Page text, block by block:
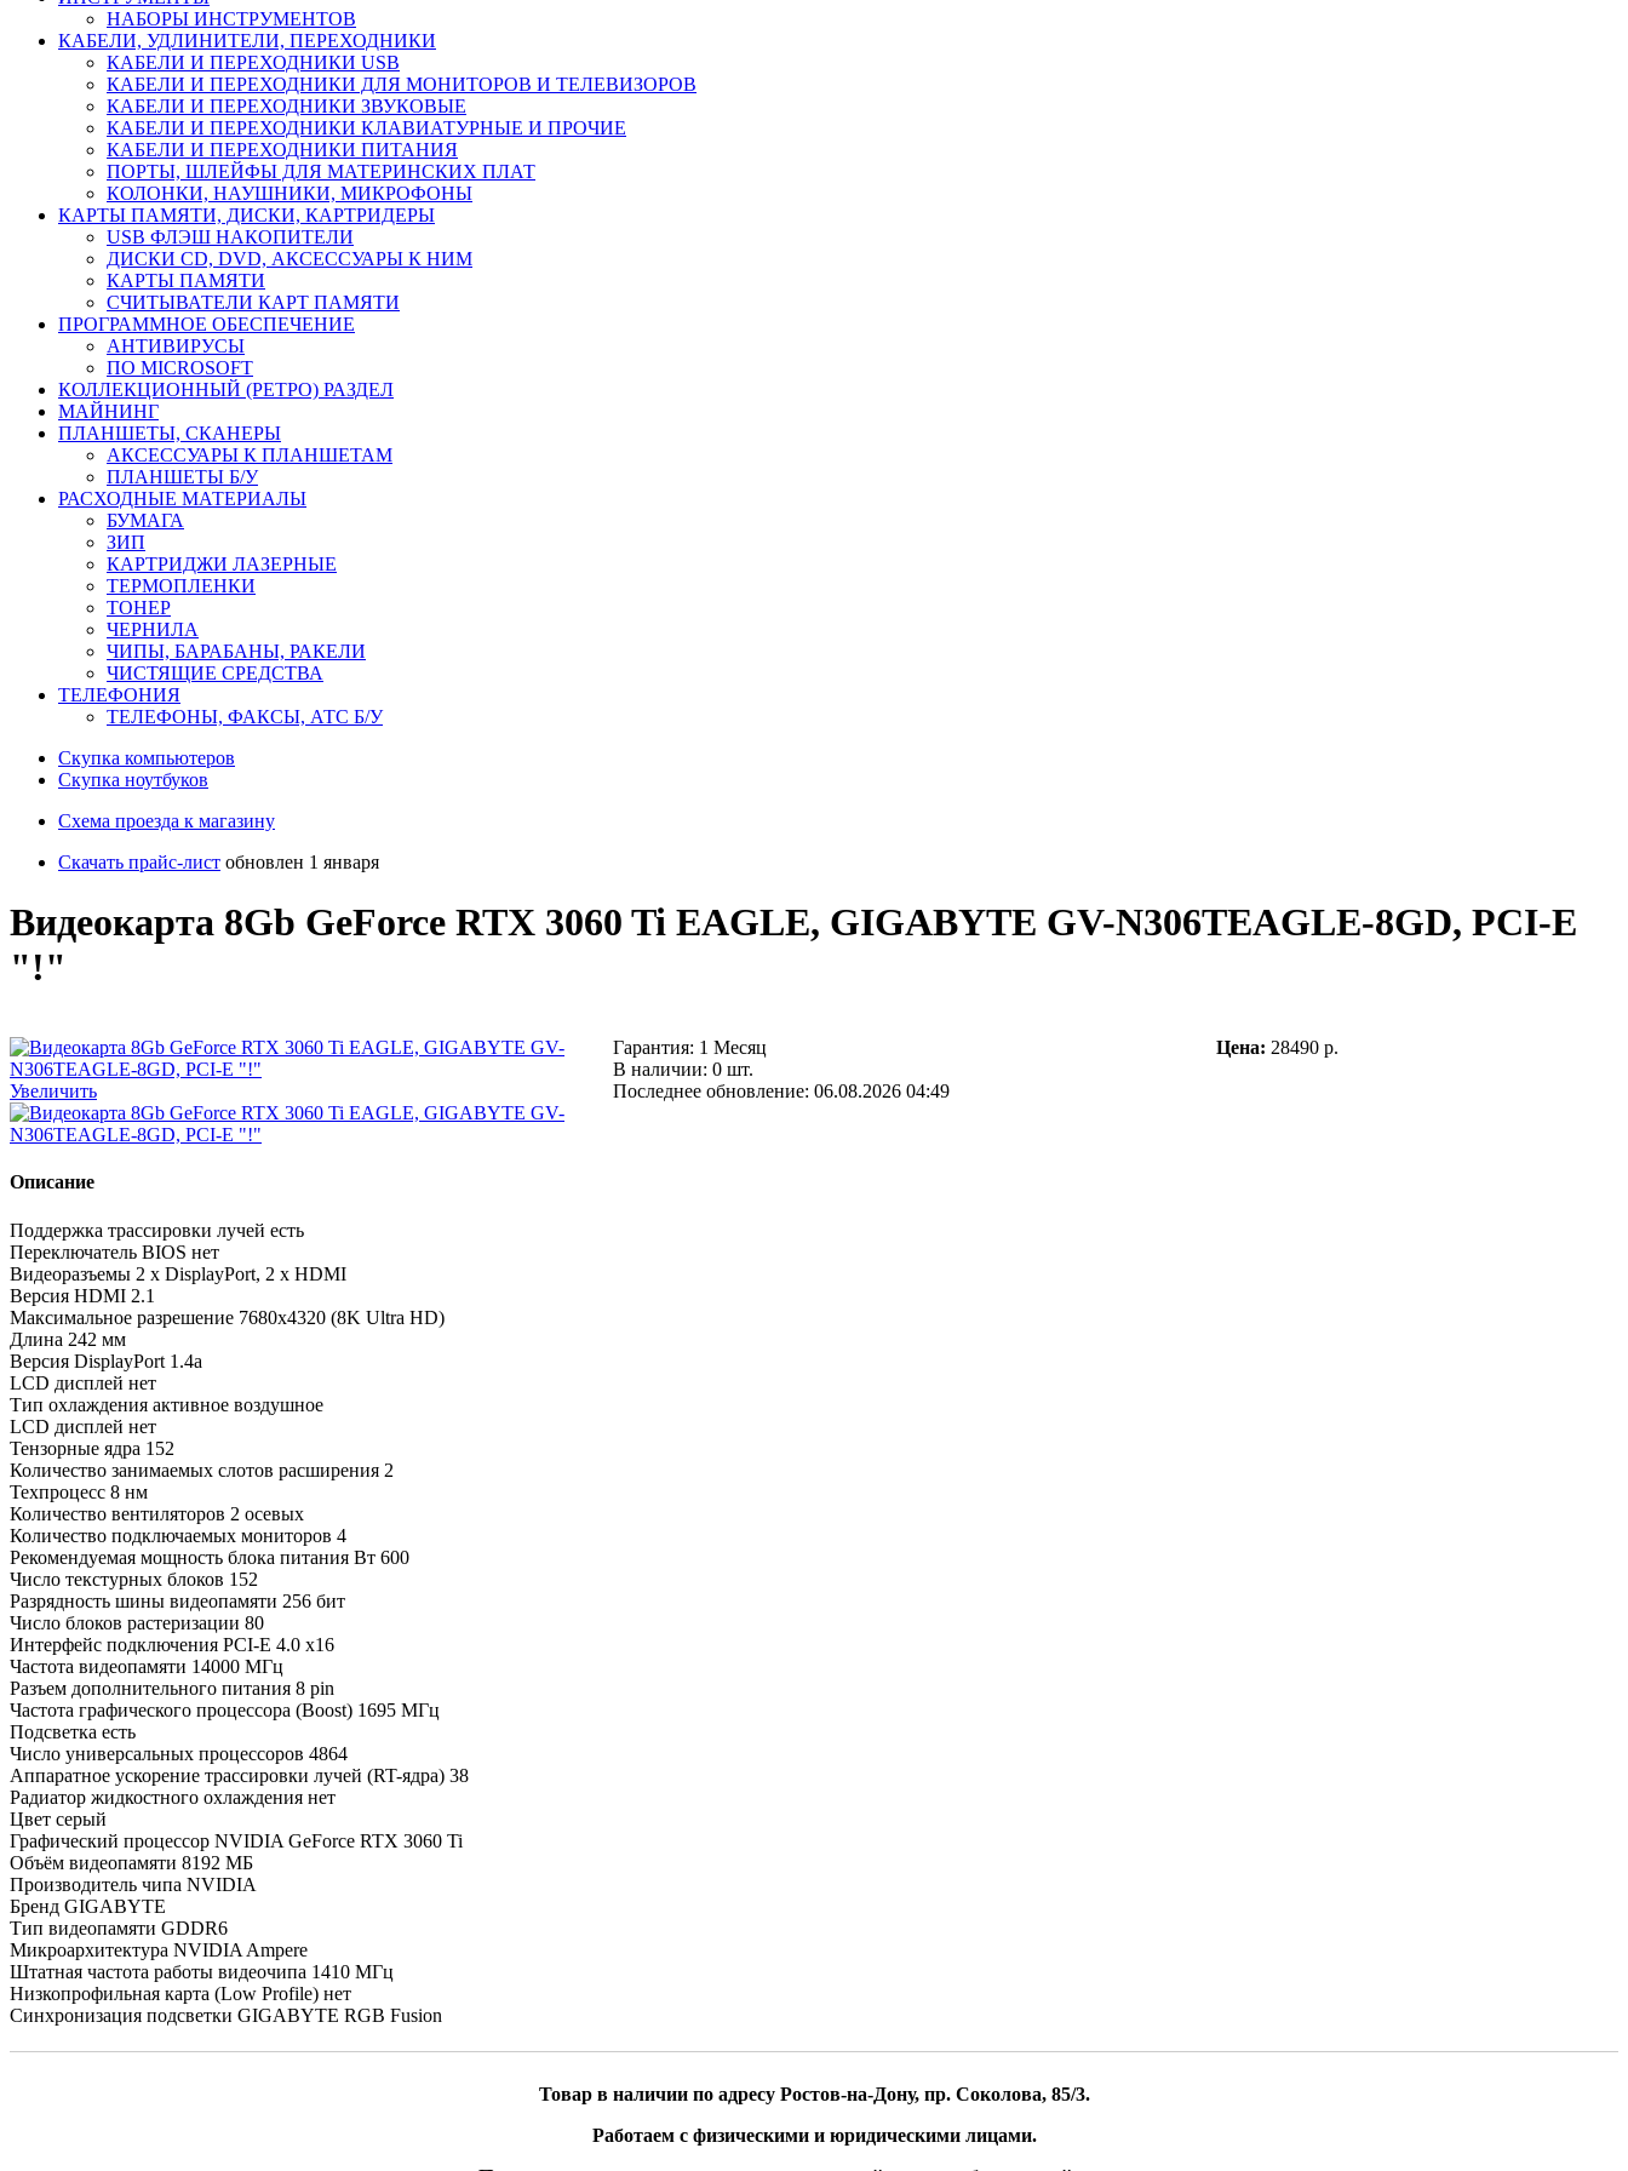
НАБОРЫ ИНСТРУМЕНТОВ
КАБЕЛИ, УДЛИНИТЕЛИ, ПЕРЕХОДНИКИ
КАБЕЛИ И ПЕРЕХОДНИКИ USB
КАБЕЛИ И ПЕРЕХОДНИКИ ДЛЯ МОНИТОРОВ И ТЕЛЕВИЗОРОВ
КАБЕЛИ И ПЕРЕХОДНИКИ ЗВУКОВЫЕ
КАБЕЛИ И ПЕРЕХОДНИКИ КЛАВИАТУРНЫЕ И ПРОЧИЕ
КАБЕЛИ И ПЕРЕХОДНИКИ ПИТАНИЯ
ПОРТЫ, ШЛЕЙФЫ ДЛЯ МАТЕРИНСКИХ ПЛАТ
КОЛОНКИ, НАУШНИКИ, МИКРОФОНЫ
КАРТЫ ПАМЯТИ, ДИСКИ, КАРТРИДЕРЫ
USB ФЛЭШ НАКОПИТЕЛИ
ДИСКИ CD, DVD, АКСЕССУАРЫ К НИМ
КАРТЫ ПАМЯТИ
СЧИТЫВАТЕЛИ КАРТ ПАМЯТИ
ПРОГРАММНОЕ ОБЕСПЕЧЕНИЕ
АНТИВИРУСЫ
ПО MICROSOFT
КОЛЛЕКЦИОННЫЙ (РЕТРО) РАЗДЕЛ
МАЙНИНГ
ПЛАНШЕТЫ, СКАНЕРЫ
АКСЕССУАРЫ К ПЛАНШЕТАМ
ПЛАНШЕТЫ Б/У
РАСХОДНЫЕ МАТЕРИАЛЫ
БУМАГА
ЗИП
КАРТРИДЖИ ЛАЗЕРНЫЕ
ТЕРМОПЛЕНКИ
ТОНЕР
ЧЕРНИЛА
ЧИПЫ, БАРАБАНЫ, РАКЕЛИ
ЧИСТЯЩИЕ СРЕДСТВА
ТЕЛЕФОНИЯ
ТЕЛЕФОНЫ, ФАКСЫ, АТС Б/У
Скупка компьютеров
Cкупка ноутбуков
Схема проезда к магазину
Скачать прайс-лист обновлен 1 января
Видеокарта 8Gb GeForce RTX 3060 Ti EAGLE, GIGABYTE GV-N306TEAGLE-8GD, PCI-E
"!"
Увеличить
Гарантия: 1 Месяц
В наличии: 0 шт.
Последнее обновление: 06.08.2026 04:49
Цена: 28490 р.
Описание
Поддержка трассировки лучей есть
Переключатель BIOS нет
Видеоразъемы 2 x DisplayPort, 2 x HDMI
Версия HDMI 2.1
Максимальное разрешение 7680x4320 (8K Ultra HD)
Длина 242 мм
Версия DisplayPort 1.4a
LCD дисплей нет
Тип охлаждения активное воздушное
LCD дисплей нет
Тензорные ядра 152
Количество занимаемых слотов расширения 2
Техпроцесс 8 нм
Количество вентиляторов 2 осевых
Количество подключаемых мониторов 4
Рекомендуемая мощность блока питания Вт 600
Число текстурных блоков 152
Разрядность шины видеопамяти 256 бит
Число блоков растеризации 80
Интерфейс подключения PCI-E 4.0 х16
Частота видеопамяти 14000 МГц
Разъем дополнительного питания 8 pin
Частота графического процессора (Boost) 1695 МГц
Подсветка есть
Число универсальных процессоров 4864
Аппаратное ускорение трассировки лучей (RT-ядра) 38
Радиатор жидкостного охлаждения нет
Цвет серый
Графический процессор NVIDIA GeForce RTX 3060 Ti
Объём видеопамяти 8192 МБ
Производитель чипа NVIDIA
Бренд GIGABYTE
Тип видеопамяти GDDR6
Микроархитектура NVIDIA Ampere
Штатная частота работы видеочипа 1410 МГц
Низкопрофильная карта (Low Profile) нет
Синхронизация подсветки GIGABYTE RGB Fusion
Товар в наличии по адресу Ростов-на-Дону, пр. Соколова, 85/3.
Работаем с физическими и юридическими лицами.